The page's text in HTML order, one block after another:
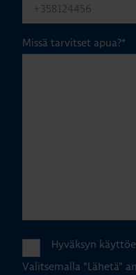
Missä tarvitset apua?*
Hyväksyn
Valitsemalla "Lähetä"